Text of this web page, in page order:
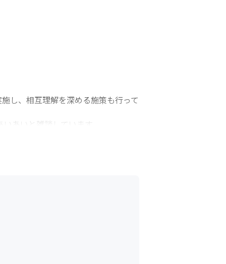
し、相互理解を深める施策も行って
あいと雑談しています
くありません。
ことです。
先輩やチームメイトと情報を共有